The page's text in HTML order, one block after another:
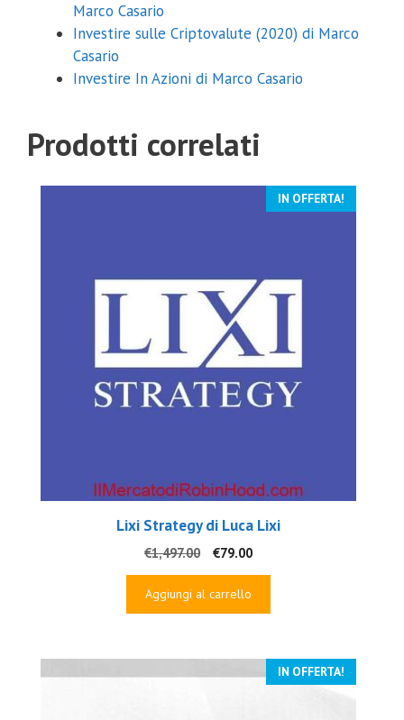
Marco Casario
Investire sulle Criptovalute (2020) di Marco
Casario
Investire In Azioni di Marco Casario
Prodotti correlati
IN OFFERTA!
Lixi Strategy di Luca Lixi
€1,497.00
Il
prezzo
originale
€79.00Il
prezzo
Aggiungi al carrello
IN OFFERTA!